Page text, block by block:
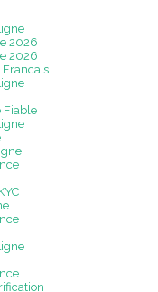
2026
2026
Francais
Fiable